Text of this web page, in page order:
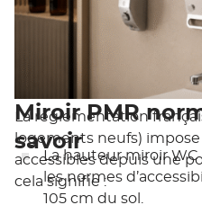
Miroir PMR
savoir
La réglementation
logements neufs)
accessibles depuis une
cela signifie :
La hauteur miroir WC
les normes
105 cm du sol.